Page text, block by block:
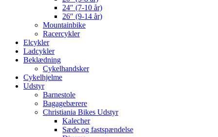
24″ (7-10 år)
26″ (9-14 år)
Mountainbike
Racercykler
Elcykler
Ladcykler
Beklædning
Cykelhandsker
Cykelhjelme
Udstyr
Barnestole
Bagagebærere
Christiania Bikes Udstyr
Kalecher
Sæde og fastspændelse